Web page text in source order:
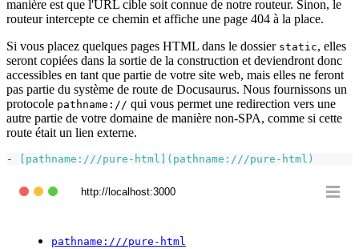
manière est que l'URL cible soit connue de notre routeur. Sinon, le
routeur intercepte ce chemin et affiche une page 404 à la place.
Si vous placez quelques pages HTML dans le dossier static, elles
seront copiées dans la sortie de la construction et deviendront donc
accessibles en tant que partie de votre site web, mais elles ne feront
pas partie du système de route de Docusaurus. Nous fournissons un
protocole pathname:// qui vous permet une redirection vers une
autre partie de votre domaine de manière non-SPA, comme si cette
route était un lien externe.
- pathname:///pure-html ]( pathname:///pure-html )
http://localhost:3000
pathname:///pure-html